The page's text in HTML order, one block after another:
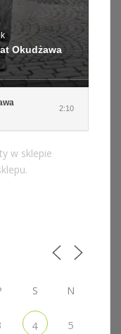
Okudżawa
2:10
w sklepie
S N
4 5